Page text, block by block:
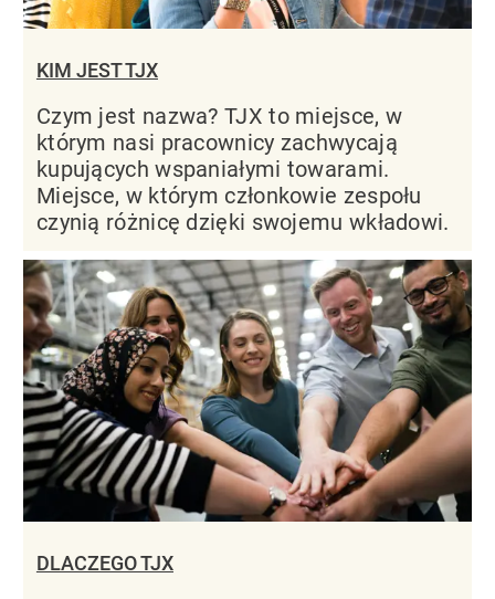
KIM JEST TJX
Czym jest nazwa? TJX to miejsce, w
którym nasi pracownicy zachwycają
kupujących wspaniałymi towarami.
Miejsce, w którym członkowie zespołu
czynią różnicę dzięki swojemu wkładowi.
DLACZEGO TJX